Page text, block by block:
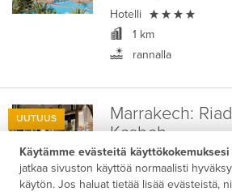
Hotelli 
1 km
rannalla
UUTUUS Marrakech:
Kasbah
Hotelli
keskustassa
Käytämme evästeitä
jatkaa sivuston käyttöä normaalisti
käytön. Jos haluat tietää lisää evästeistä,